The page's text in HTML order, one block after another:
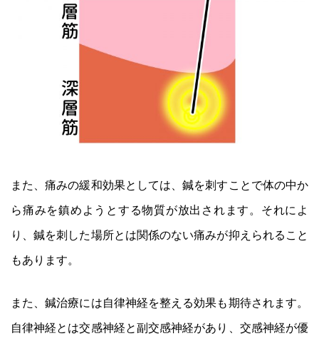
また、痛みの緩和効果としては、鍼を刺すことで体の中か
ら痛みを鎮めようとする物質が放出されます。それによ
り、鍼を刺した場所とは関係のない痛みが抑えられること
もあります。
また、鍼治療には自律神経を整える効果も期待されます。
自律神経とは交感神経と副交感神経があり、交感神経が優